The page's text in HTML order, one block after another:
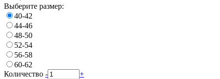
Выберите размер:
40-42
44-46
48-50
52-54
56-58
60-62
Количество - +